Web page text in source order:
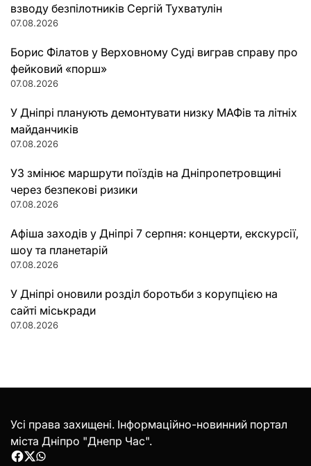
взводу безпілотників Сергій Тухватулін
07.08.2026
Борис Філатов у Верховному Суді виграв справу про
фейковий «порш»
07.08.2026
У Дніпрі планують демонтувати низку МАФів та літніх
майданчиків
07.08.2026
УЗ змінює маршрути поїздів на Дніпропетровщині
через безпекові ризики
07.08.2026
Афіша заходів у Дніпрі 7 серпня: концерти, екскурсії,
шоу та планетарій
07.08.2026
У Дніпрі оновили розділ боротьби з корупцією на
сайті міськради
07.08.2026
Усі права захищені. Інформаційно-новинний портал
міста Дніпро "Днепр Час".
Facebook
Twitter
WhatsApp